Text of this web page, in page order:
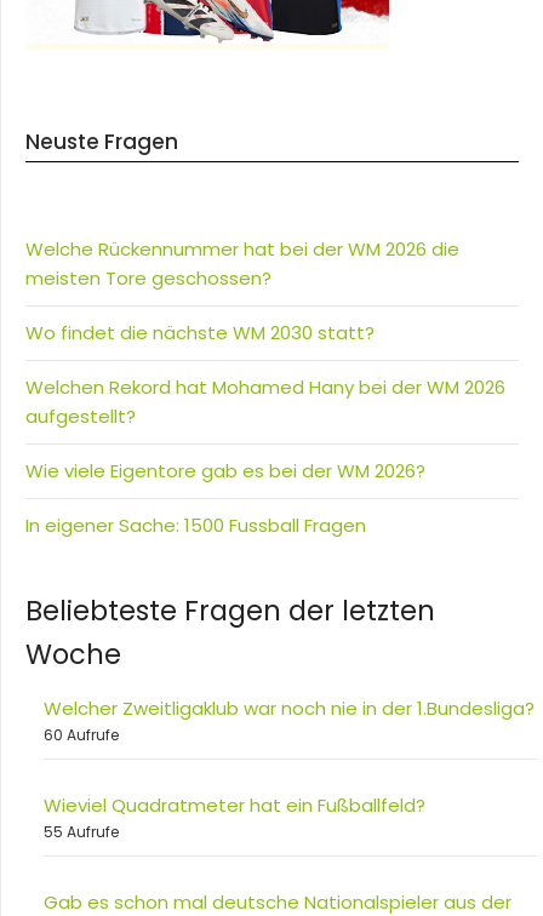
Neuste Fragen
Welche Rückennummer hat bei der WM 2026 die
meisten Tore geschossen?
Wo findet die nächste WM 2030 statt?
Welchen Rekord hat Mohamed Hany bei der WM 2026
aufgestellt?
Wie viele Eigentore gab es bei der WM 2026?
In eigener Sache: 1500 Fussball Fragen
Beliebteste Fragen der letzten
Woche
Welcher Zweitligaklub war noch nie in der 1.Bundesliga?
60 Aufrufe
Wieviel Quadratmeter hat ein Fußballfeld?
55 Aufrufe
Gab es schon mal deutsche Nationalspieler aus der